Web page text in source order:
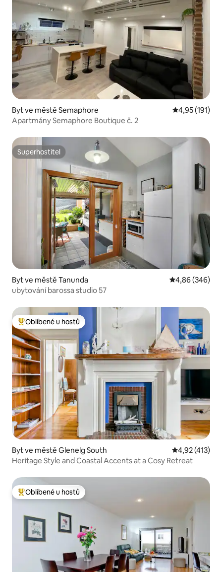
Byt ve městě Semaphore Průměrné
4,95 (191)
Apartmány Semaphore Boutique č. 2
Superhostitel
Superhostitel
Byt ve městě Tanunda Průměrné
4,86 (346)
ubytování barossa studio 57
Nejlepší v kategorii Oblíbené u hostů
Oblíbené u hostů
Byt ve městě Glenelg South Průměrné
4,92 (413)
Heritage Style and Coastal Accents at a Cosy Retreat
Nejlepší v kategorii Oblíbené u hostů
Oblíbené u hostů